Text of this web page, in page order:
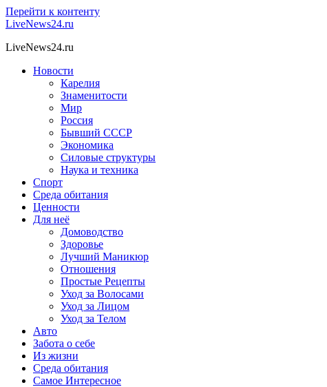
Перейти к контенту
LiveNews24.ru
LiveNews24.ru
Новости
Карелия
Знаменитости
Мир
Россия
Бывший СССР
Экономика
Силовые структуры
Наука и техника
Спорт
Среда обитания
Ценности
Для неё
Домоводство
Здоровье
Лучший Маникюр
Отношения
Простые Рецепты
Уход за Волосами
Уход за Лицом
Уход за Телом
Авто
Забота о себе
Из жизни
Среда обитания
Самое Интересное